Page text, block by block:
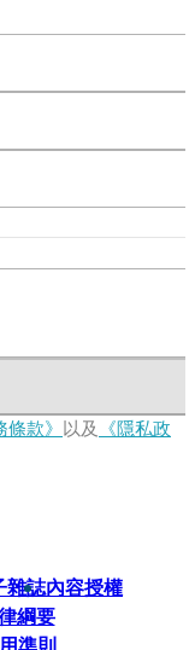
條款》 以及 《隱私政
雜誌內容授權
綱要